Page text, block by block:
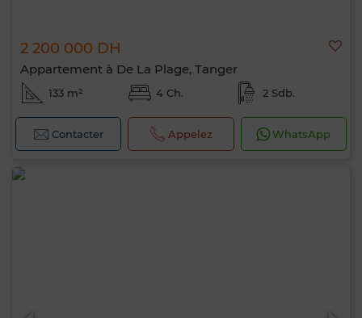
2 200 000 DH
Appartement à De La Plage, Tanger
133 m² 4 Ch. 2 Sdb.
Contacter Appelez WhatsApp